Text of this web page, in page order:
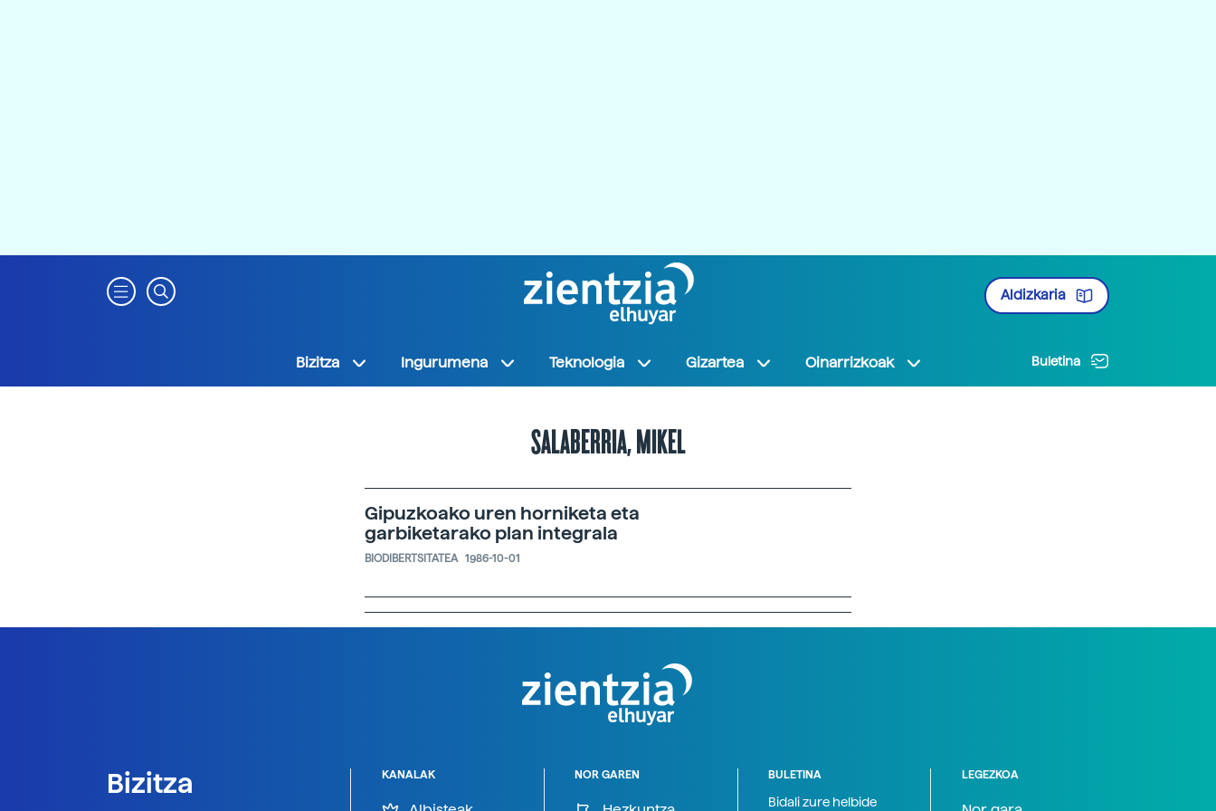
Aldizkaria
Bizitza Ingurumena Teknologia Gizartea Oinarrizkoak Buletina
SALABERRIA, MIKEL
Gipuzkoako uren horniketa eta
garbiketarako plan integrala
BIODIBERTSITATEA 1986-10-01
Bizitza
KANALAK NOR GAREN BULETINA
Bidali zure helbide
LEGEZKOA